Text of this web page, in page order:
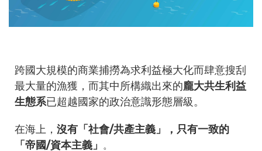
跨國大規模的商業捕撈為求利益極大化而肆意搜刮
最大量的漁獲，而其中所構織出來的龐大共生利益
生態系已超越國家的政治意識形態層級。
在海上， 沒有「社會/共產主義」，只有一致的
「帝國/資本主義」
。